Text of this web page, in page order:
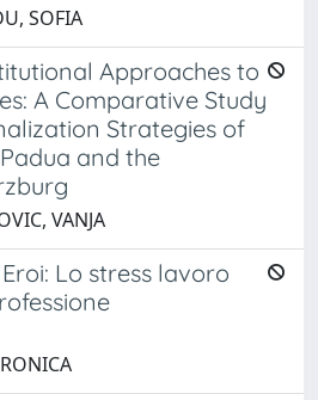
SOFIA
Approaches to
A Comparative Study
Strategies of
and the
VANJA
Lo stress lavoro